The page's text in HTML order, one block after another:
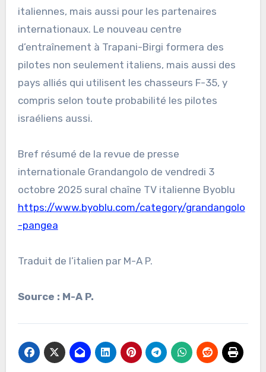
italiennes, mais aussi pour les partenaires
internationaux. Le nouveau centre
d’entraînement à Trapani-Birgi formera des
pilotes non seulement italiens, mais aussi des
pays alliés qui utilisent les chasseurs F-35, y
compris selon toute probabilité les pilotes
israéliens aussi.
Bref résumé de la revue de presse
internationale Grandangolo de vendredi 3
octobre 2025 sural chaîne TV italienne Byoblu
https://www.byoblu.com/category/grandangolo
-pangea
Traduit de l’italien par M-A P.
Source : M-A P.